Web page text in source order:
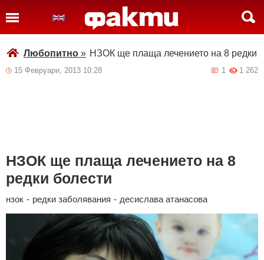
Любопитно » НЗОК ще плаща лечението на 8 редки
15 Февруари, 2013 10:28 1 262
1
НЗОК ще плаща лечението на 8
редки болести
нзок - редки заболявания - десислава атанасова